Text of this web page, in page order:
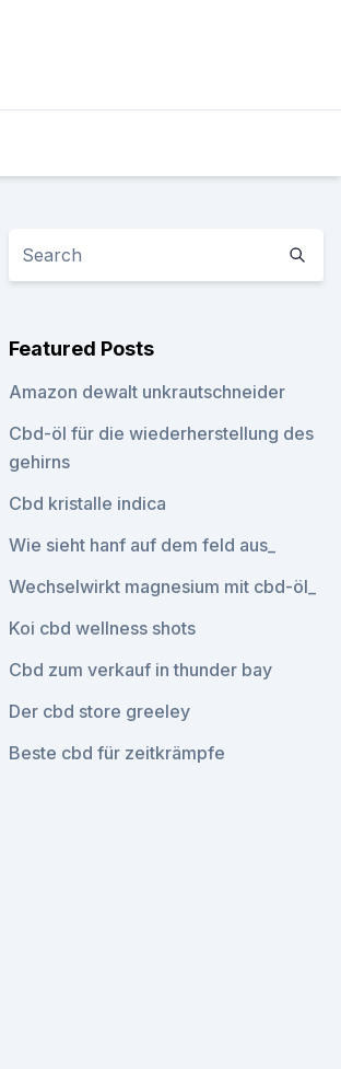
Featured Posts
Amazon dewalt unkrautschneider
Cbd-öl für die wiederherstellung des
gehirns
Cbd kristalle indica
Wie sieht hanf auf dem feld aus_
Wechselwirkt magnesium mit cbd-öl_
Koi cbd wellness shots
Cbd zum verkauf in thunder bay
Der cbd store greeley
Beste cbd für zeitkrämpfe